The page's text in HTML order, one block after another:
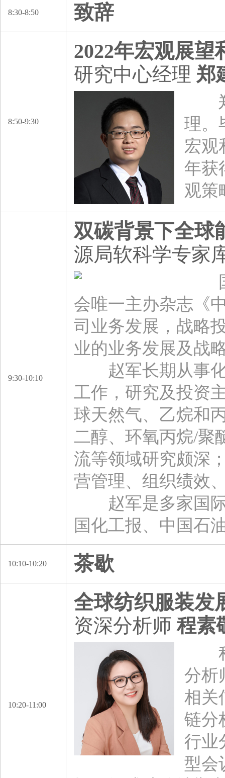
8:30-8:50 致辞
8:50-9:30
2022年宏观展望
研究中心经理 郑
郑
理。
宏观
年获
观策
9:30-10:10
双碳背景下全球
源局软科学专家
国
会唯一主办杂志《
司业务发展，战略
业的业务发展及战
赵军长期从事化
工作，研究及投资
球天然气、乙烷和
二醇、环氧丙烷/聚
流等领域研究颇深
营管理、组织绩效
赵军是多家国际
国化工报、中国石
10:10-10:20 茶歇
10:20-11:00
全球纺织服装发
资深分析师程素
程
分析
相关
链分
行业
型会